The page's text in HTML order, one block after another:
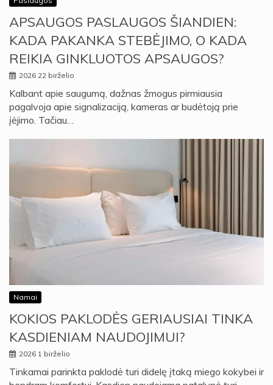
APSAUGOS PASLAUGOS ŠIANDIEN:
KADA PAKANKA STEBĖJIMO, O KADA
REIKIA GINKLUOTOS APSAUGOS?
2026 22 birželio
Kalbant apie saugumą, dažnas žmogus pirmiausia
pagalvoja apie signalizaciją, kameras ar budėtoją prie
įėjimo. Tačiau…
Namai
KOKIOS PAKLODĖS GERIAUSIAI TINKA
KASDIENIAM NAUDOJIMUI?
2026 1 birželio
Tinkamai parinkta paklodė turi didelę įtaką miego kokybei ir